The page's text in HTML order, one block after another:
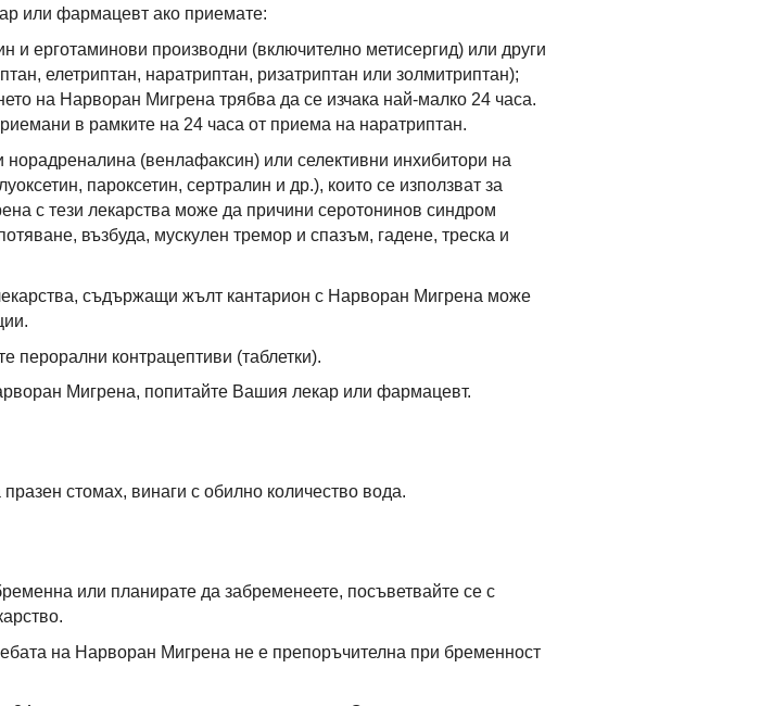
или фармацевт ако приемате:
и ерготаминови производни (включително метисергид) или други
елетриптан, наратриптан, ризатриптан или золмитриптан);
на Нарворан Мигрена трябва да се изчака най-малко 24 часа.
в рамките на 24 часа от приема на наратриптан.
(венлафаксин) или селективни инхибитори на
пароксетин, сертралин и др.), които се използват за
с тези лекарства може да причини серотонинов синдром
възбуда, мускулен тремор и спазъм, гадене, треска и
съдържащи жълт кантарион с Нарворан Мигрена може
контрацептиви (таблетки).
Мигрена, попитайте Вашия лекар или фармацевт.
стомах, винаги с обилно количество вода.
или планирате да забременеете, посъветвайте се с
на Нарворан Мигрена не е препоръчителна при бременност